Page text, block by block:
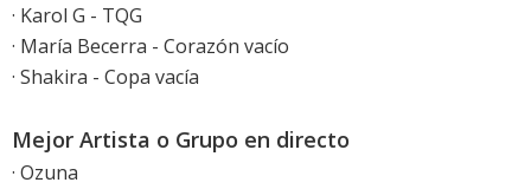
· Karol G - TQG
· María Becerra - Corazón vacío
· Shakira - Copa vacía
Mejor Artista o Grupo en directo
· Ozuna